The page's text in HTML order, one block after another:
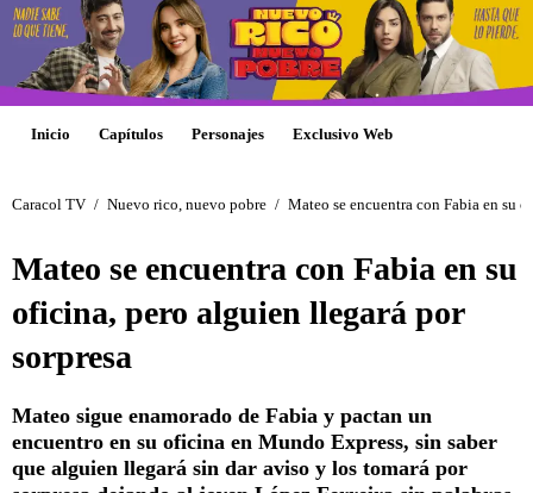
Inicio Capítulos Personajes Exclusivo Web
Caracol TV / Nuevo rico, nuevo pobre / Mateo se encuentra con Fabia en su
Mateo se encuentra con Fabia en su
oficina, pero alguien llegará por
sorpresa
Mateo sigue enamorado de Fabia y pactan un
encuentro en su oficina en Mundo Express, sin saber
que alguien llegará sin dar aviso y los tomará por